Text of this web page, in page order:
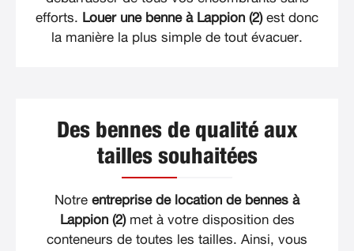
efforts. Louer une benne à Lappion (2)est donc
la manière la plus simple de tout évacuer.
Des bennes de qualité aux
tailles souhaitées
Notre entreprise de location de bennes à
Lappion (2)met à votre disposition des
conteneurs de toutes les tailles. Ainsi, vous